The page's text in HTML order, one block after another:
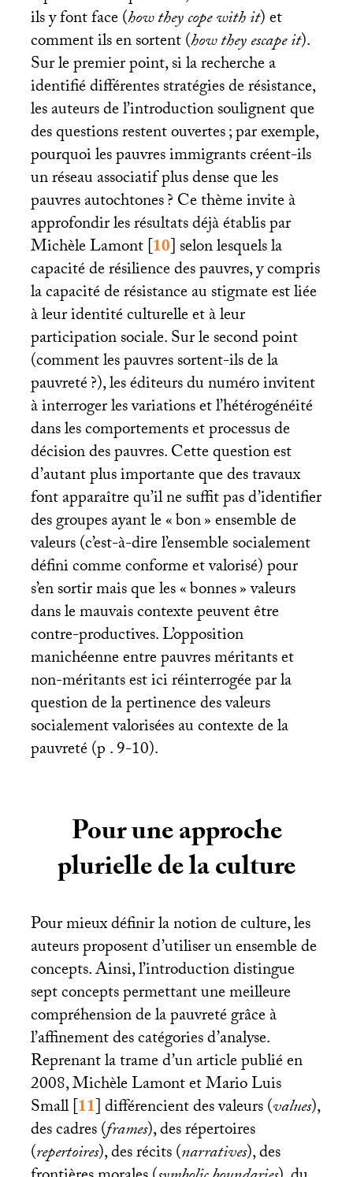
ils y font face (how they cope with it) et
comment ils en sortent (how they escape it).
Sur le premier point, si la recherche a
identifié différentes stratégies de résistance,
les auteurs de l’introduction soulignent que
des questions restent ouvertes; par exemple,
pourquoi les pauvres immigrants créent-ils
un réseau associatif plus dense que les
pauvres autochtones? Ce thème invite à
approfondir les résultats déjà établis par
Michèle Lamont[10]selon lesquels la
capacité de résilience des pauvres, y compris
la capacité de résistance au stigmate est liée
à leur identité culturelle et à leur
participation sociale. Sur le second point
(comment les pauvres sortent-ils de la
pauvreté?), les éditeurs du numéro invitent
à interroger les variations et l’hétérogénéité
dans les comportements et processus de
décision des pauvres. Cette question est
d’autant plus importante que des travaux
font apparaître qu’il ne suffit pas d’identifier
des groupes ayant le «bon» ensemble de
valeurs (c’est-à-dire l’ensemble socialement
défini comme conforme et valorisé) pour
s’en sortir mais que les «bonnes» valeurs
dans le mauvais contexte peuvent être
contre-productives. L’opposition
manichéenne entre pauvres méritants et
non-méritants est ici réinterrogée par la
question de la pertinence des valeurs
socialement valorisées au contexte de la
pauvreté (p . 9-10).
Pour une approche
plurielle de la culture
Pour mieux définir la notion de culture, les
auteurs proposent d’utiliser un ensemble de
concepts. Ainsi, l’introduction distingue
sept concepts permettant une meilleure
compréhension de la pauvreté grâce à
l’affinement des catégories d’analyse.
Reprenant la trame d’un article publié en
2008, Michèle Lamont et Mario Luis
Small[11]différencient des valeurs (values),
des cadres (frames), des répertoires
(repertoires), des récits (narratives), des